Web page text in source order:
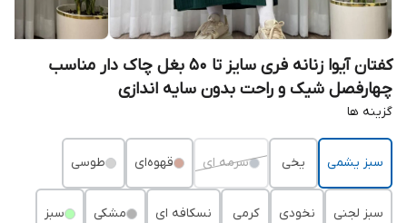
کفتان آیوا زنانه فری سایز تا 50 بغل چاک دار مناسب
چهارفصل شیک و راحت بدون سایه اندازی
گزینه ها
سبز یشمی یخی سرمه ای قهوه‌ای طوسی
سبز لجنی نخودی کرمی نسکافه ای مشکی سبز